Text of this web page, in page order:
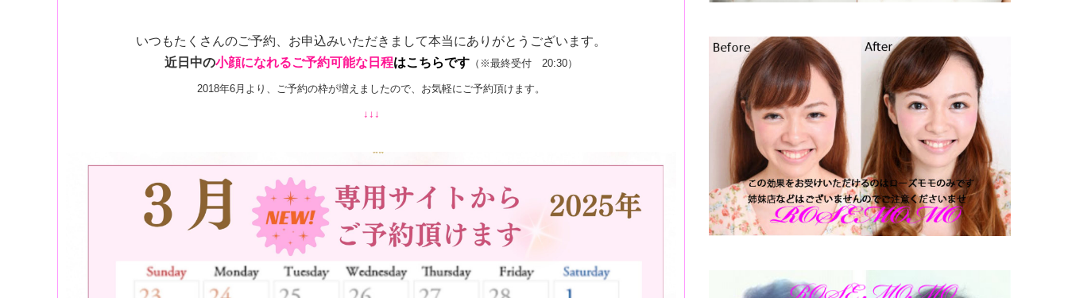
いつもたくさんのご予約、お申込みいただきまして本当にありがとうございます。
近日中の小顔になれるご予約可能な日程はこちらです （※最終受付 20:30）
2018年6月より、ご予約の枠が増えましたので、お気軽にご予約頂けます。
↓↓↓